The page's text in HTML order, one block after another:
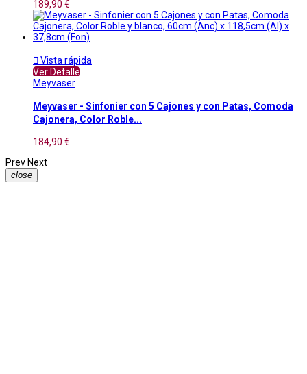
189,90 €
 Vista rápida
Ver Detalle
Meyvaser
Meyvaser - Sinfonier con 5 Cajones y con Patas, Comoda
Cajonera, Color Roble...
184,90 €
Prev Next
close